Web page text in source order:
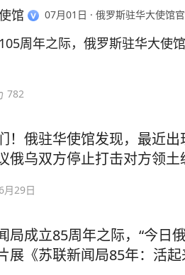
军是世界规模最大的军队，现
国家安全、主权和领土完整，
中国的现代化事业作出贡献。
苏中紧密交往，如今延续为俄
方经贸合作协定框架下的联合
会代表重点讨论了中国市场准
规与气候政策协调、知识产权
合作的整体工作安排。
年前几个月已突破40%，显示
馆 07月01日 · 俄罗斯驻华大使馆
周年之际，俄罗斯驻华大使
不断前行，取得了举世瞩目的
好邻居和战略伙伴，更有经过
国共产主义运动面临艰难时刻
的五一村召开。这是中国共产
协作伙伴关系达到了历史最高
782
！俄驻华使馆发现，最近出
俄乌双方停止打击对方领土
日，普京总统在接受“全俄
作战行动并暂停互袭纵深
们同意这一点，这将使乌
月29日
局成立85周年之际，“今日
展《苏联新闻局85年：活起